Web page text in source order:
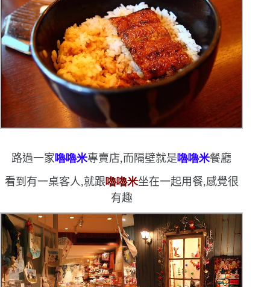
路過一家嚕嚕米專賣店,而隔壁就是嚕嚕米餐廳
看到有一桌客人,就跟嚕嚕米坐在一起用餐,感覺很
有趣